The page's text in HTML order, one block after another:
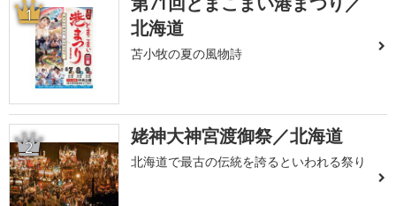
1
北海道
苫小牧の夏の風物詩
2 姥神大神宮渡御祭／北海道
北海道で最古の伝統を誇るといわれる祭り